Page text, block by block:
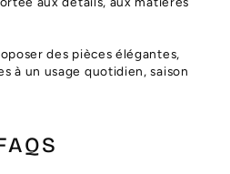
des pièces élégantes,
à un usage quotidien, saison